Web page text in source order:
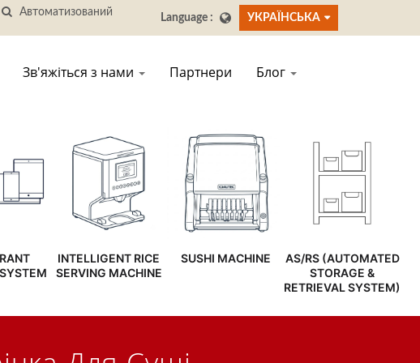
УКРАЇНСЬКА
Зв'яжіться з нами Партнери Блог
INTELLIGENT RICE
SERVING MACHINE
SUSHI MACHINE
AS/RS (AUTOMATED
STORAGE &
RETRIEVAL SYSTEM)